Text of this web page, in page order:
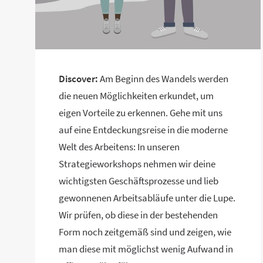
Discover:Am Beginn des Wandels werden
die neuen Möglichkeiten erkundet, um
eigen Vorteile zu erkennen. Gehe mit uns
auf eine Entdeckungsreise in die moderne
Welt des Arbeitens: In unseren
Strategieworkshops nehmen wir deine
wichtigsten Geschäftsprozesse und lieb
gewonnenen Arbeitsabläufe unter die Lupe.
Wir prüfen, ob diese in der bestehenden
Form noch zeitgemäß sind und zeigen, wie
man diese mit möglichst wenig Aufwand in